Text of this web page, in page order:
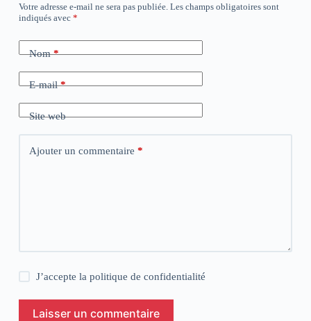
Votre adresse e-mail ne sera pas publiée. Les champs obligatoires sont
indiqués avec *
Nom*
E-mail*
Site web
Ajouter un commentaire *
J’accepte lapolitique de confidentialité
Laisser un commentaire